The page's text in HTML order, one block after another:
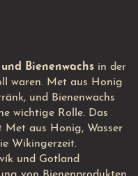
Bienenwachs in der
waren. Met aus Honig
und Bienenwachs
wichtige Rolle. Das
Met aus Honig, Wasser
Wikingerzeit.
und Gotland